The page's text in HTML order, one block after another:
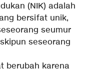
(NIK) adalah
bersifat unik,
seumur
seseorang
berubah karena